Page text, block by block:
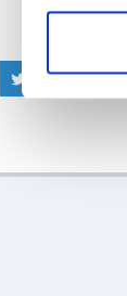
Facebook
TwitterEmail